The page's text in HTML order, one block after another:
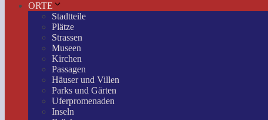
ORTE
Stadtteile
Plätze
Strassen
Museen
Kirchen
Passagen
Häuser und Villen
Parks und Gärten
Uferpromenaden
Inseln